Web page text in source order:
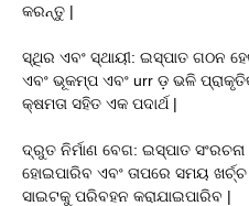
କରନ୍ତୁ |
ସ୍ଥିର ଏବଂ ସ୍ଥାୟୀ: ଇସ୍ପାତ ଗଠନ
ଏବଂ ଭୂକମ୍ପ ଏବଂ urr ଡ଼ ଭଳି
କ୍ଷମତା ସହିତ ଏକ ପଦାର୍ଥ |
ଦ୍ରୁତ ନିର୍ମାଣ ବେଗ: ଇସ୍ପାତ
ହୋଇପାରିବ ଏବଂ ତାପରେ ସମୟ
ସାଇଟକୁ ପରିବହନ କରାଯାଇପାରିବ |